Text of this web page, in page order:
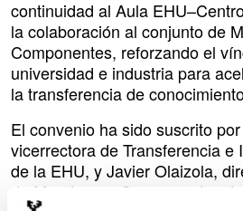
continuidad al Aula
la colaboración al conjunto de
Componentes, reforzando el
universidad e industria para
la transferencia de
El convenio ha sido suscrito
vicerrectora de Transferencia e
de la EHU, y Javier Olaizola,
de Mondragon Componentes.